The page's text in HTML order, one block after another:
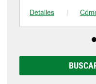
Detalles
|